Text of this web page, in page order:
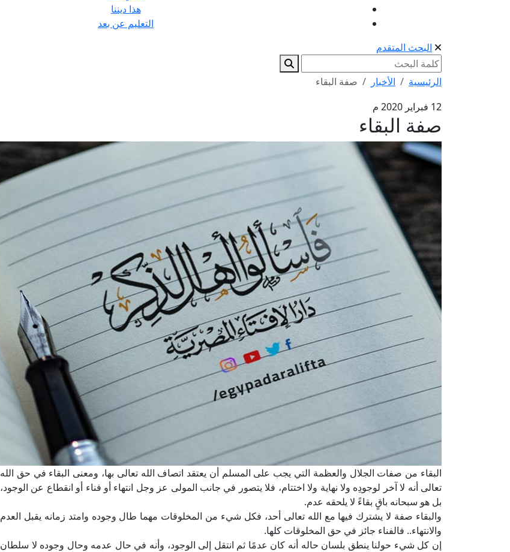
هذا ديننا
التعليم عن بعد
البحث المتقدم
الرئيسية الأخبار
صفة البقاء
12 فبراير 2020 م
صفة البقاء
البقاء من صفات الجلال والعظمة التي يجب على المسلم أن يعتقد اتصاف الله تعالى بها، ومعنى البقاء في حق الله
تعالى أنه لا آخر لوجودِه ولا نهاية ولا اختتام، فلا يتصور في جانب المولى عز وجل انتهاء أو فناء أو انقطاع عن الوجود،
بل هو سبحانه باقٍ بقاءً لا يلحقه عدم.
والبقاء صفة لا يشترك فيها مع الله تعالى أحد، فكل شيء من المخلوقات مهما طال وجوده وامتد زمانه يقبل العدم
والانتهاء.. فالفناء جائز في حق المخلوقات كلها.
إن كل شيء حولنا ينطق بلسان حاله أنه كان عدمًا ثم انتقل إلى الوجود، وأنه في حال عدمه وحال وجوده لا سلطان